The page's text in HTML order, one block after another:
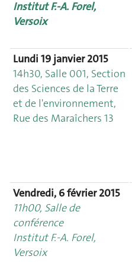
Institut F.-A. Forel,
Versoix
Lundi 19 janvier 2015
14h30, Salle 001, Section
des Sciences de la Terre
et de l'environnement,
Rue des Maraîchers 13
Vendredi, 6 février 2015
11h00, Salle de
conférence
Institut F.-A. Forel,
Versoix